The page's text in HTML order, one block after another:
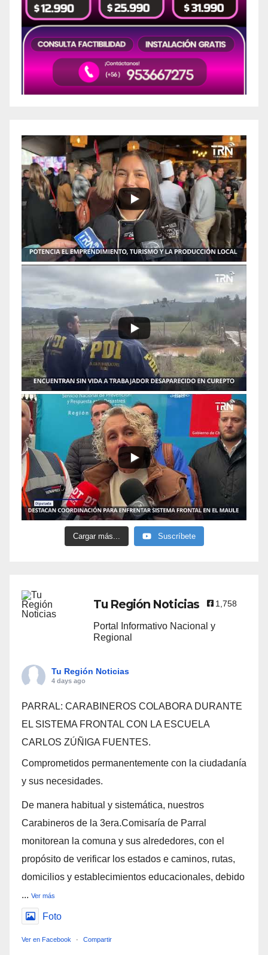
Cargar más... Suscríbete
Tu Región Noticias 1,758
Portal Informativo Nacional y
Regional
Tu Región Noticias
4 days ago
PARRAL: CARABINEROS COLABORA DURANTE
EL SISTEMA FRONTAL CON LA ESCUELA
CARLOS ZÚÑIGA FUENTES.
Comprometidos permanentemente con la ciudadanía
y sus necesidades.
De manera habitual y sistemática, nuestros
Carabineros de la 3era.Comisaría de Parral
monitorean la comuna y sus alrededores, con el
propósito de verificar los estados e caminos, rutas,
domicilios y establecimientos educacionales, debido
... Ver más
Foto
Ver en Facebook · Compartir